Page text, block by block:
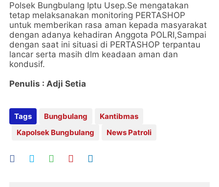
Polsek Bungbulang Iptu Usep.Se mengatakan
tetap melaksanakan monitoring PERTASHOP
untuk memberikan rasa aman kepada masyarakat
dengan adanya kehadiran Anggota POLRI,Sampai
dengan saat ini situasi di PERTASHOP terpantau
lancar serta masih dlm keadaan aman dan
kondusif.
Penulis : Adji Setia
Tags Bungbulang
Kantibmas
Kapolsek Bungbulang
News Patroli